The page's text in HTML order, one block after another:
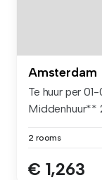
Amsterdam
Te huur per
Middenhuur**
2 rooms
€ 1,263